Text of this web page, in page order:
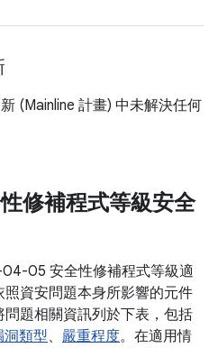
(Mainline 計畫) 中未解決任何
修補程式等級安全
05 安全性修補程式等級適
資安問題本身所影響的元件
題相關資訊列於下表，包括
洞類型、 嚴重程度。在適用情